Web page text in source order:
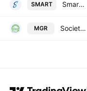
SMART Smart Tunisie
MGR Societe Tunisienne des Marches de Gros SA